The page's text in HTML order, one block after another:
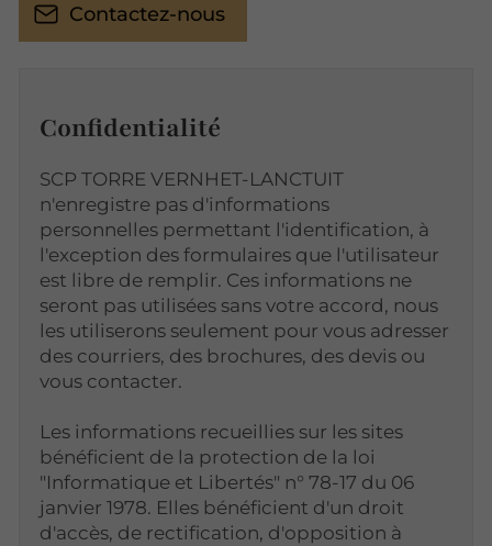
Contactez-nous
Confidentialité
SCP TORRE VERNHET-LANCTUIT
n'enregistre pas d'informations
personnelles permettant l'identification, à
l'exception des formulaires que l'utilisateur
est libre de remplir. Ces informations ne
seront pas utilisées sans votre accord, nous
les utiliserons seulement pour vous adresser
des courriers, des brochures, des devis ou
vous contacter.
Les informations recueillies sur les sites
bénéficient de la protection de la loi
"Informatique et Libertés" n° 78-17 du 06
janvier 1978. Elles bénéficient d'un droit
d'accès, de rectification, d'opposition à